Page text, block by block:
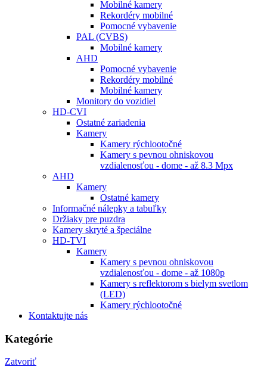
Mobilné kamery
Rekordéry mobilné
Pomocné vybavenie
PAL (CVBS)
Mobilné kamery
AHD
Pomocné vybavenie
Rekordéry mobilné
Mobilné kamery
Monitory do vozidiel
HD-CVI
Ostatné zariadenia
Kamery
Kamery rýchlootočné
Kamery s pevnou ohniskovou
vzdialenosťou - dome - až 8.3 Mpx
AHD
Kamery
Ostatné kamery
Informačné nálepky a tabuľky
Držiaky pre puzdra
Kamery skryté a špeciálne
HD-TVI
Kamery
Kamery s pevnou ohniskovou
vzdialenosťou - dome - až 1080p
Kamery s reflektorom s bielym svetlom
(LED)
Kamery rýchlootočné
Kontaktujte nás
Kategórie
Zatvoriť